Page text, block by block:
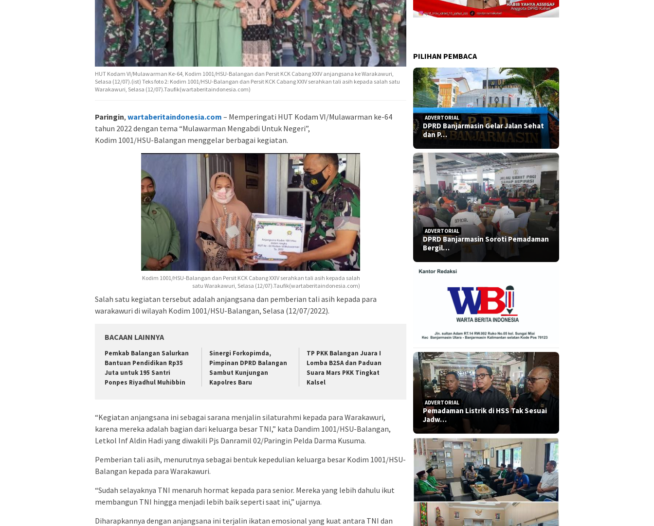
HUT Kodam VI/Mulawarman Ke-64, Kodim 1001/HSU-Balangan dan Persit KCK Cabang XXIV anjangsana ke Warakawuri,
Selasa (12/07).(ist) Teks foto 2: Kodim 1001/HSU-Balangan dan Persit KCK Cabang XXIV serahkan tali asih kepada salah satu
Warakawuri, Selasa (12/07).Taufik(wartaberitaindonesia.com)
Paringin, wartaberitaindonesia.com – Memperingati HUT Kodam VI/Mulawarman ke-64
tahun 2022 dengan tema “Mulawarman Mengabdi Untuk Negeri”,
Kodim 1001/HSU-Balangan menggelar berbagai kegiatan.
Kodim 1001/HSU-Balangan dan Persit KCK Cabang XXIV serahkan tali asih kepada salah
satu Warakawuri, Selasa (12/07).Taufik(wartaberitaindonesia.com)
Salah satu kegiatan tersebut adalah anjangsana dan pemberian tali asih kepada para
warakawuri di wilayah Kodim 1001/HSU-Balangan, Selasa (12/07/2022).
BACAAN LAINNYA
Pemkab Balangan Salurkan
Bantuan Pendidikan Rp35
Juta untuk 195 Santri
Ponpes Riyadhul Muhibbin
Sinergi Forkopimda,
Pimpinan DPRD Balangan
Sambut Kunjungan
Kapolres Baru
TP PKK Balangan Juara I
Lomba B2SA dan Paduan
Suara Mars PKK Tingkat
Kalsel
“Kegiatan anjangsana ini sebagai sarana menjalin silaturahmi kepada para Warakawuri,
karena mereka adalah bagian dari keluarga besar TNI,” kata Dandim 1001/HSU-Balangan,
Letkol Inf Aldin Hadi yang diwakili Pjs Danramil 02/Paringin Pelda Darma Kusuma.
Pemberian tali asih, menurutnya sebagai bentuk kepedulian keluarga besar Kodim 1001/HSU-
Balangan kepada para Warakawuri.
“Sudah selayaknya TNI menaruh hormat kepada para senior. Mereka yang lebih dahulu ikut
membangun TNI hingga menjadi lebih baik seperti saat ini,” ujarnya.
Diharapkannya dengan anjangsana ini terjalin ikatan emosional yang kuat antara TNI dan
PILIHAN PEMBACA
ADVERTORIAL
DPRD Banjarmasin Gelar Jalan Sehat
dan P…
ADVERTORIAL
DPRD Banjarmasin Soroti Pemadaman
Bergil…
ADVERTORIAL
Pemadaman Listrik di HSS Tak Sesuai
Jadw…